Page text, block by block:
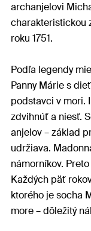
archanjelovi
charakteristickou
roku 1751.
Podľa legendy
Panny Márie s
podstavci v mori.
zdvihnúť a niesť.
anjelov – základ
udržiava.
námorníkov.
Každých päť
ktorého je socha
more – dôležitý